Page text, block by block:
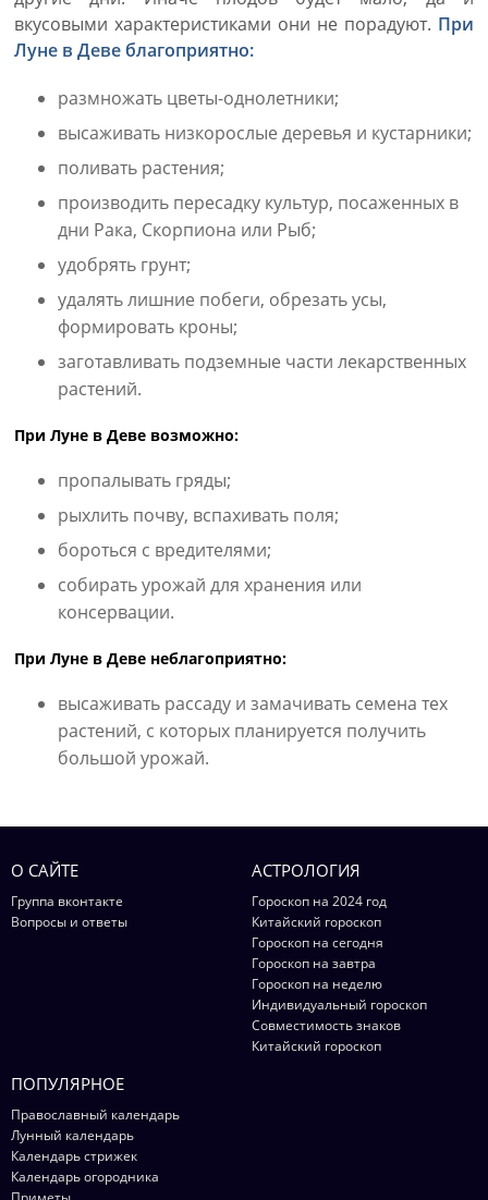
вкусовыми характеристиками они не порадуют. При
Луне в Деве благоприятно:
размножать цветы-однолетники;
высаживать низкорослые деревья и кустарники;
поливать растения;
производить пересадку культур, посаженных в
дни Рака, Скорпиона или Рыб;
удобрять грунт;
удалять лишние побеги, обрезать усы,
формировать кроны;
заготавливать подземные части лекарственных
растений.
При Луне в Деве возможно:
пропалывать гряды;
рыхлить почву, вспахивать поля;
бороться с вредителями;
собирать урожай для хранения или
консервации.
При Луне в Деве неблагоприятно:
высаживать рассаду и замачивать семена тех
растений, с которых планируется получить
большой урожай.
О САЙТЕ
Группа вконтакте
Вопросы и ответы
АСТРОЛОГИЯ
Гороскоп на 2024 год
Китайский гороскоп
Гороскоп на сегодня
Гороскоп на завтра
Гороскоп на неделю
Индивидуальный гороскоп
Совместимость знаков
Китайский гороскоп
ПОПУЛЯРНОЕ
Православный календарь
Лунный календарь
Календарь стрижек
Календарь огородника